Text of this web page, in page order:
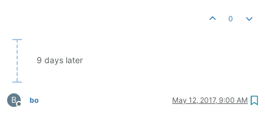
0
9 days later
B
Offline
bo May 12, 2017, 9:00 AM